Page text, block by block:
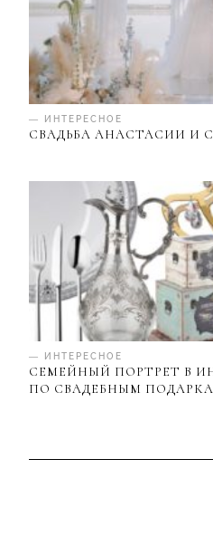
— ИНТЕРЕСНОЕ
СВАДЬБА АНАСТАСИИ И
— ИНТЕРЕСНОЕ
СЕМЕЙНЫЙ ПОРТРЕТ В
ПО СВАДЕБНЫМ